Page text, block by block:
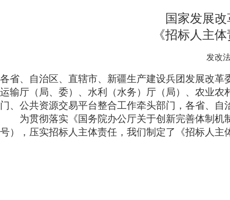
国家发展
《招标人主
发改
各省、自治区、直辖市、新疆生产建设兵团发展改
运输厅（局、委）、水利（水务）厅（局）、农业
门、公共资源交易平台整合工作牵头部门，各省、
为贯彻落实《国务院办公厅关于创新完善体制机
号），压实招标人主体责任，我们制定了《招标人